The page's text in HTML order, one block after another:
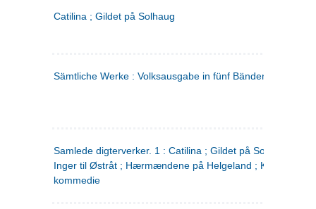
Catilina ; Gildet på Solhaug
Sämtliche Werke : Volksausgabe in fünf Bänden
Samlede digterverker. 1 : Catilina ; Gildet på Solhaug ; Fru
Inger til Østråt ; Hærmændene på Helgeland ;
kommedie